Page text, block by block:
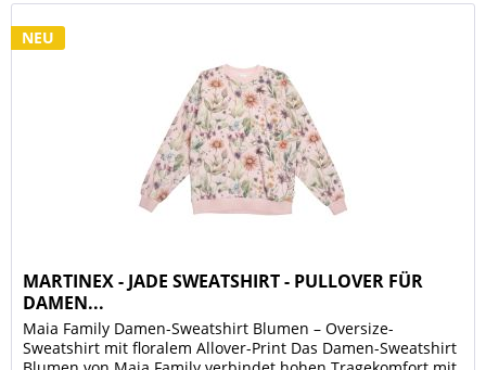
NEU
MARTINEX - JADE SWEATSHIRT - PULLOVER FÜR
DAMEN...
Maia Family Damen-Sweatshirt Blumen – Oversize-
Sweatshirt mit floralem Allover-Print Das Damen-Sweatshirt